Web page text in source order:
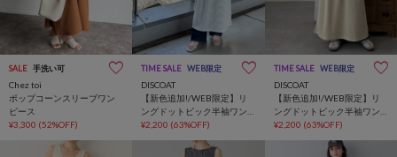
SALE 手洗い可
Chez toi
ポップコーンスリーブワン
ピース
¥3,300 (52%OFF)
TIME SALE WEB限定
DISCOAT
【新色追加!/WEB限定】リ
ングドットビック半袖ワン
ピース
¥2,200 (63%OFF)
TIME SALE WEB限定
DISCOAT
【新色追加!/WEB限定】リ
ングドットビック半袖ワン
ピース
¥2,200 (63%OFF)